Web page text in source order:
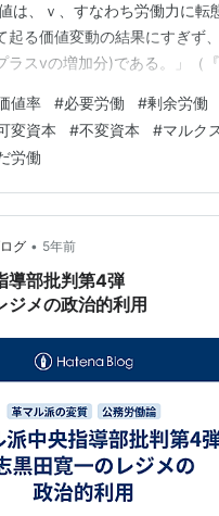
は、ｖ、すなわち労働力に転
起る価値変動の結果にすぎず
スvの増加分)である。」（
部分は、一定分量の対象化され
、購買された労働力の価値と同
。だが、生産過程そのものにお
ポンドのかわりに自らを実証
、死んだ労働のかわりに生き
かわりに流動量が…
値率 #必要労働 #剰余労働
変資本 #不変資本 #マルク
労働
グ • 5年前
央指導部批判第4
ジメの政治的利用